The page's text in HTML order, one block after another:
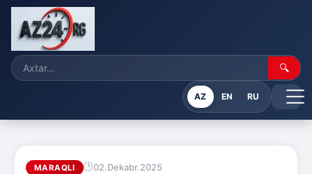
🔍
AZ EN RU
MARAQLI 02.Dekabr.2025